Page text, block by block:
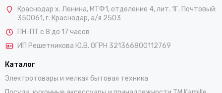
Краснодар х. Ленина, МТФ1, отделение 4, лит. 1Г. Почтовый:
350061, г. Краснодар, а/я 2503
ПН-ПТ с 8 до 17 часов
ИП Решетникова Ю.В. ОГРН 321366800112769
Каталог
Электротовары и мелкая бытовая техника